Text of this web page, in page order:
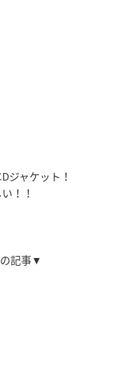
ジャケット！
！！
記事▼